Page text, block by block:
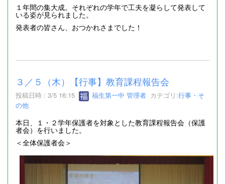
１年間の集大成。それぞれの学年で工夫を凝らして発表して
いる姿が見られました。
発表者の皆さん、おつかれさまでした！
３／５（木）【行事】教育課程報告会
投稿日時 : 3/5 16:15 福生第一中 管理者 カテゴリ:行事・そ
の他
本日、１・２学年保護者を対象とした教育課程報告会（保護
者会）を行いました。
＜全体保護者会＞